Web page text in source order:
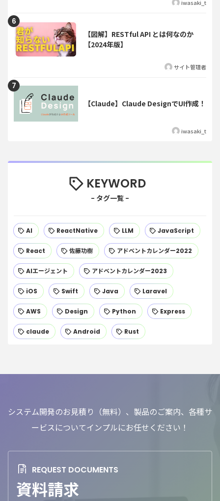
iwasaki_t
【図解】RESTful API とは何なのか
【2024年版】
サイト管理者
【Claude】Claude DesignでUI作成！
iwasaki_t
KEYWORD
AI ReactNative LLM JavaScript
React 佐藤功樹 アドベントカレンダー2022
AIエージェント アドベントカレンダー2023
iOS Swift Java Laravel
AWS Design Python Express
claude Android Rust
システム開発のお見積り（無料）、製品のご案内、各種サ
ービスについてインプルにお任せください！
資料請求